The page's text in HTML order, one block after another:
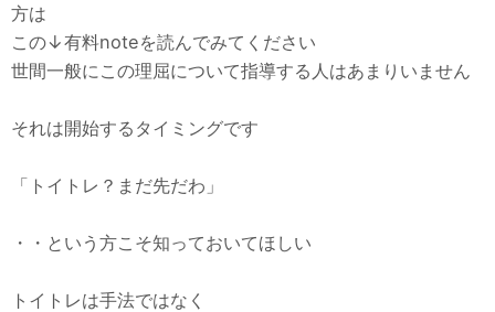
方は
この↓有料noteを読んでみてください
世間一般にこの理屈について指導する人はあまりいません
それは開始するタイミングです
「トイトレ？まだ先だわ」
・・という方こそ知っておいてほしい
トイトレは手法ではなく